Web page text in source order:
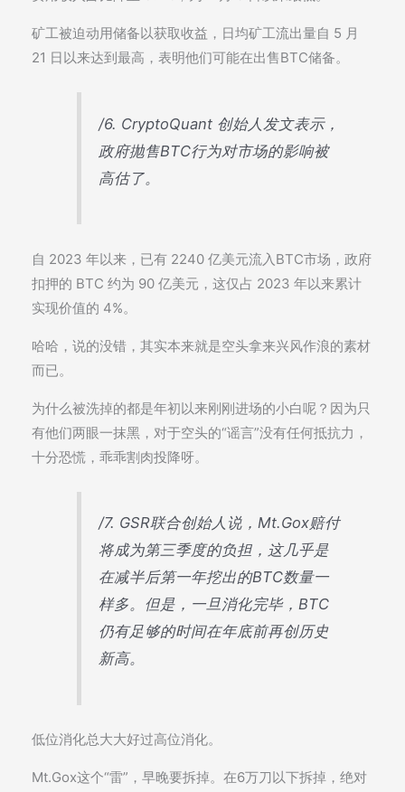
矿工被迫动用储备以获取收益，日均矿工流出量自 5 月
21 日以来达到最高，表明他们可能在出售BTC储备。
/6. CryptoQuant 创始人发文表示，
政府抛售BTC行为对市场的影响被
高估了。
自 2023 年以来，已有 2240 亿美元流入BTC市场，政府
扣押的 BTC 约为 90 亿美元，这仅占 2023 年以来累计
实现价值的 4%。
哈哈，说的没错，其实本来就是空头拿来兴风作浪的素材
而已。
为什么被洗掉的都是年初以来刚刚进场的小白呢？因为只
有他们两眼一抹黑，对于空头的“谣言”没有任何抵抗力，
十分恐慌，乖乖割肉投降呀。
/7. GSR联合创始人说，Mt.Gox赔付
将成为第三季度的负担，这几乎是
在减半后第一年挖出的BTC数量一
样多。但是，一旦消化完毕，BTC
仍有足够的时间在年底前再创历史
新高。
低位消化总大大好过高位消化。
Mt.Gox这个“雷”，早晚要拆掉。在6万刀以下拆掉，绝对